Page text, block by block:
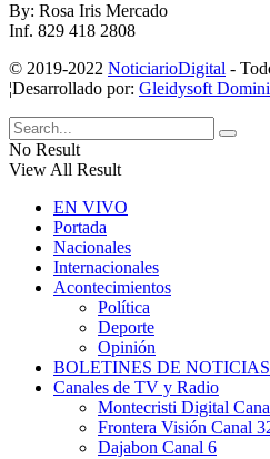
By: Rosa Iris Mercado
Inf. 829 418 2808
© 2019-2022 NoticiarioDigital -
¦Desarrollado por: Gleidysoft
No Result
View All Result
EN VIVO
Portada
Nacionales
Internacionales
Acontecimientos
Política
Deporte
Opinión
BOLETINES DE NOTICIAS
Canales de TV y Radio
Montecristi Digital
Frontera Visión Canal
Dajabon Canal 6